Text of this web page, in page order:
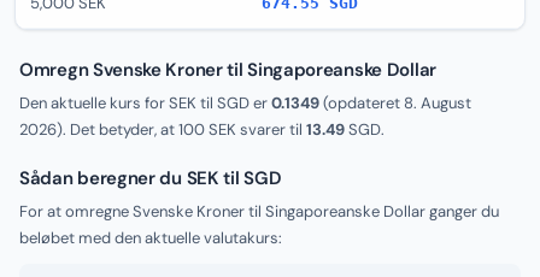
Omregn Svenske Kroner til Singaporeanske Dollar
Den aktuelle kurs for SEK til SGD er0.1349(opdateret 8. August
2026). Det betyder, at 100 SEK svarer til 13.49SGD.
Sådan beregner du SEK til SGD
For at omregne Svenske Kroner til Singaporeanske Dollar ganger du
beløbet med den aktuelle valutakurs: